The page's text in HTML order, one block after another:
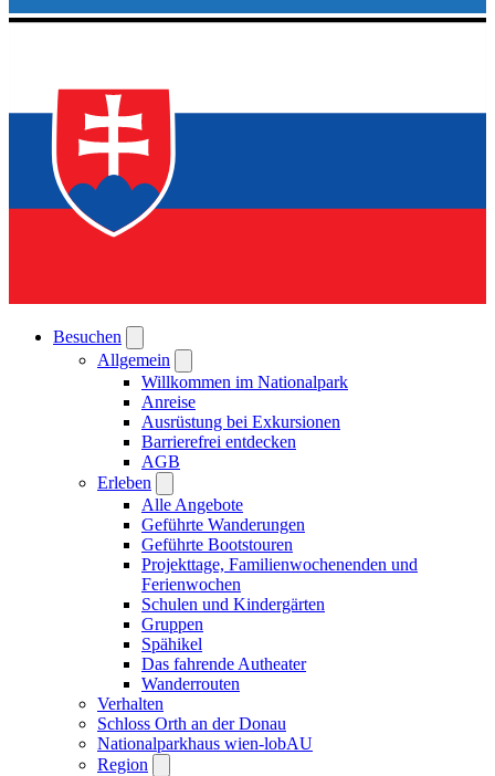
Besuchen
Allgemein
Willkommen im Nationalpark
Anreise
Ausrüstung bei Exkursionen
Barrierefrei entdecken
AGB
Erleben
Alle Angebote
Geführte Wanderungen
Geführte Bootstouren
Projekttage, Familienwochenenden und
Ferienwochen
Schulen und Kindergärten
Gruppen
Spähikel
Das fahrende Autheater
Wanderrouten
Verhalten
Schloss Orth an der Donau
Nationalparkhaus wien-lobAU
Region